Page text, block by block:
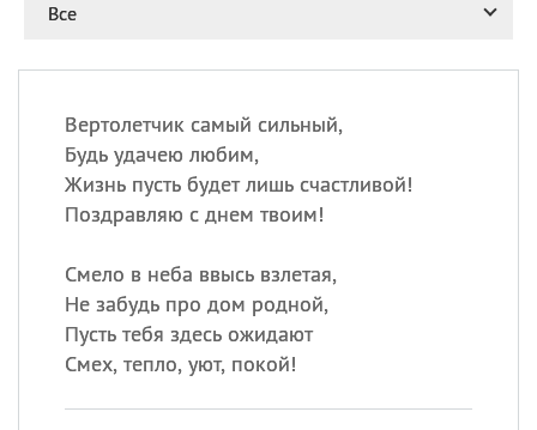
Все
Вертолетчик самый сильный,
Будь удачею любим,
Жизнь пусть будет лишь счастливой!
Поздравляю с днем твоим!
Смело в неба ввысь взлетая,
Не забудь про дом родной,
Пусть тебя здесь ожидают
Смех, тепло, уют, покой!
день
рисового пудинга
09.08
(Smokey Bear Day)
Сегодня празднуют именины
Сергей